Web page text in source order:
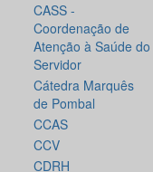
CASS -
Coordenação de
Atenção à Saúde do
Servidor
Cátedra Marquês
de Pombal
CCAS
CCV
CDRH